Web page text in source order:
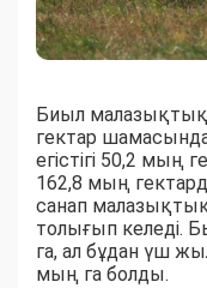
Биыл
гектар
егістігі 50,2
162,8 мың
санап
толығып келеді.
га, ал бұдан үш
мың га болды.